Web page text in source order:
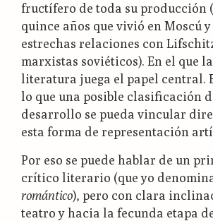
fructífero de toda su producción
quince años que vivió en Moscú
estrechas relaciones con
marxistas soviéticos). En el que
literatura juega el papel central.
lo que una posible clasificación
desarrollo se pueda vincular
esta forma de representación
Por eso se puede hablar de un
crítico literario (que yo
romántico), pero con clara
teatro y hacia la fecunda etapa